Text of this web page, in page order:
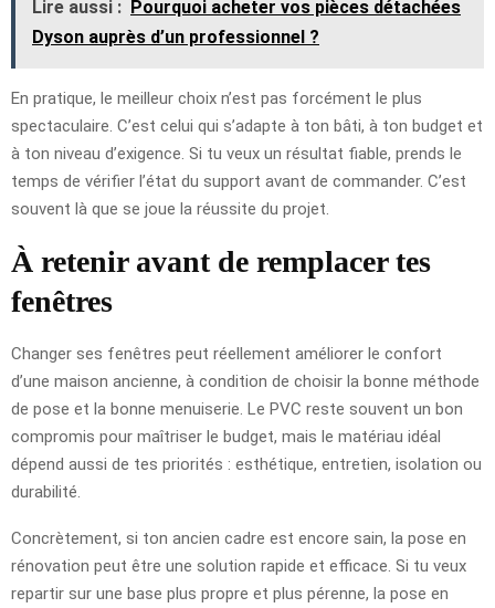
Lire aussi : Pourquoi acheter vos pièces détachées
Dyson auprès d’un professionnel ?
En pratique, le meilleur choix n’est pas forcément le plus
spectaculaire. C’est celui qui s’adapte à ton bâti, à ton budget et
à ton niveau d’exigence. Si tu veux un résultat fiable, prends le
temps de vérifier l’état du support avant de commander. C’est
souvent là que se joue la réussite du projet.
À retenir avant de remplacer tes
fenêtres
Changer ses fenêtres peut réellement améliorer le confort
d’une maison ancienne, à condition de choisir la bonne méthode
de pose et la bonne menuiserie. Le PVC reste souvent un bon
compromis pour maîtriser le budget, mais le matériau idéal
dépend aussi de tes priorités : esthétique, entretien, isolation ou
durabilité.
Concrètement, si ton ancien cadre est encore sain, la pose en
rénovation peut être une solution rapide et efficace. Si tu veux
repartir sur une base plus propre et plus pérenne, la pose en